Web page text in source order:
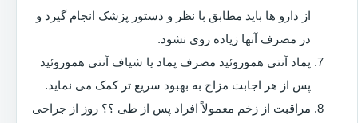
از دارو ها باید مطابق با نظر و دستور پزشک انجام گیرد و
در مصرف آنها زیاده روی نشود.
پماد آنتی هموروئید مصرف پماد یا شیاف آنتی هموروئید
پس از هر اجابت مزاج به بهبود سریع تر کمک می نماید.
مراقبت از زخم معمولاً افراد پس از طی ؟؟ روز از جراحی